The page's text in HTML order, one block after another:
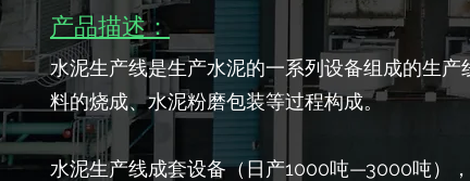
产品描述：
水泥生产线是生产水泥的一系列设备组成的生
料的烧成、水泥粉磨包装等过程构成。
水泥生产线成套设备（日产1000吨—3000吨）